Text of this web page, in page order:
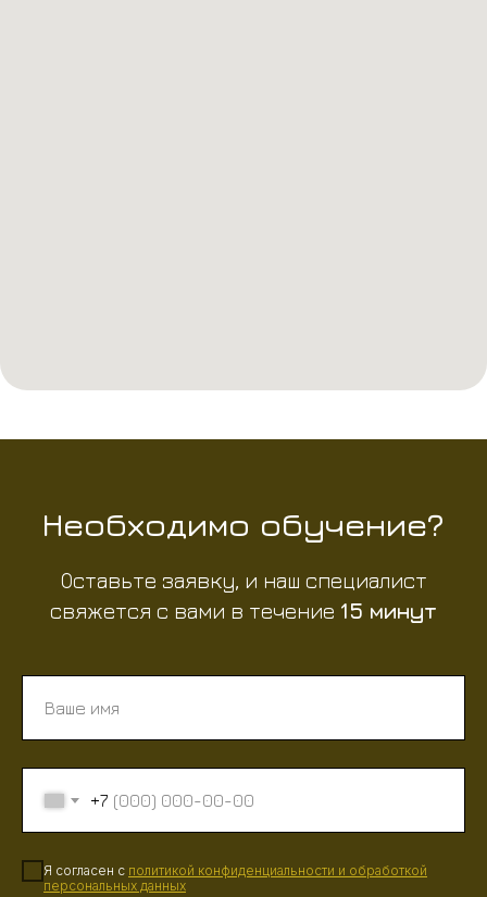
Необходимо обучение?
Оставьте заявку, и наш специалист
свяжется с вами в течение 15 минут
+7
Я согласен с политикой конфиденциальности и обработкой
персональных данных